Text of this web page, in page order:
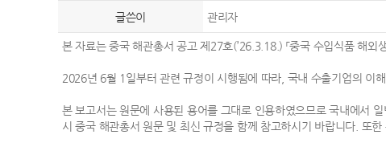
글쓴이 관리자
본 자료는 중국 해관총서 공고 제27호(’26.3.18.) 「중국 수입식품 해외
2026년 6월 1일부터 관련 규정이 시행됨에 따라, 국내 수출기업의 이
본 보고서는 원문에 사용된 용어를 그대로 인용하였으므로 국내에서
시 중국 해관총서 원문 및 최신 규정을 함께 참고하시기 바랍니다. 또